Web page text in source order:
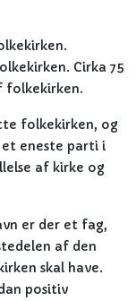
Cirka 75
folkekirken.
folkekirken, og
eneste parti i
af kirke og
er der et fag,
af den
skal have.
positiv